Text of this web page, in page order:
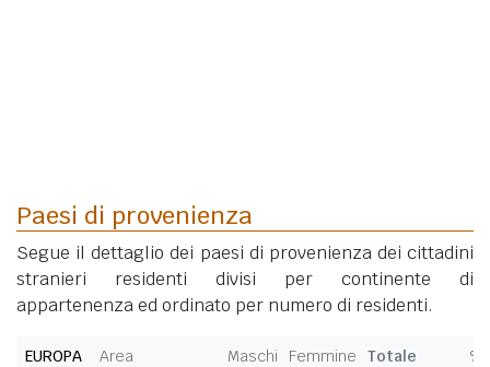
Paesi di provenienza
Segue il dettaglio dei paesi di provenienza dei cittadini
stranieri residenti divisi per continente di
appartenenza ed ordinato per numero di residenti.
EUROPA Area Maschi Femmine Totale
%